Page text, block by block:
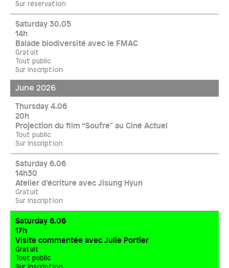
Sur réservation
Saturday 30.05
14h
Balade biodiversité avec le FMAC
Gratuit
Tout public
Sur inscription
June 2026
Thursday 4.06
20h
Projection du film “Soufre” au Ciné Actuel
Tout public
Sur inscription
Saturday 6.06
14h30
Atelier d’écriture avec Jisung Hyun
Gratuit
Sur inscription
Saturday 6.06
17h
Visite commentée avec Julie Portier
Gratuit
Tout public